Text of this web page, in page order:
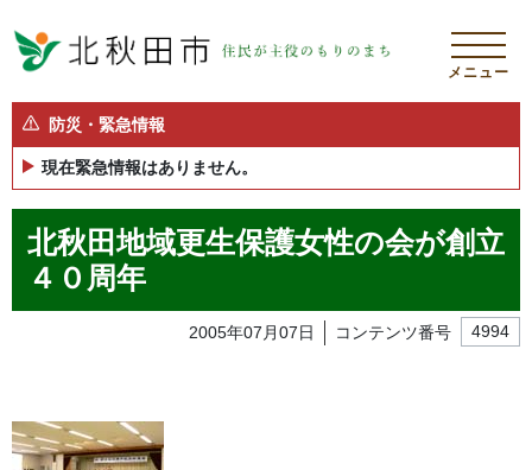
メニュー
防災・緊急情報
現在緊急情報はありません。
北秋田地域更生保護女性の会が創立
４０周年
2005年07月07日 コンテンツ番号 4994